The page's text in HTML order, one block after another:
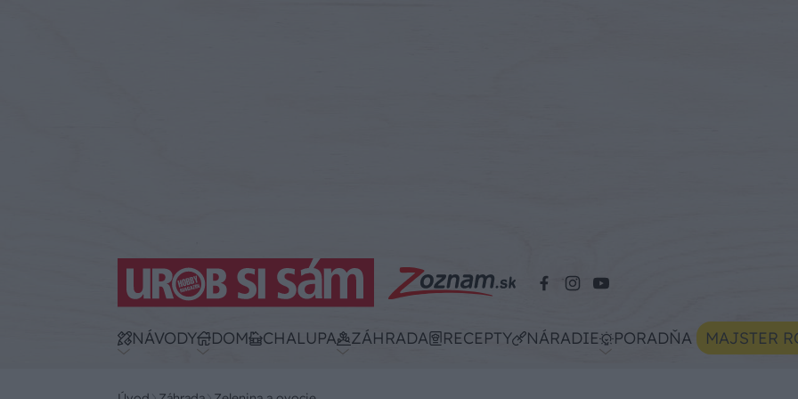
NÁVODY DOM CHALUPA ZÁHRADA RECEPTY NÁRADIE PORADŇA MAJSTER